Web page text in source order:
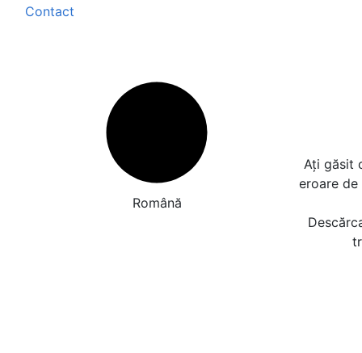
Contact
Română
Ați găsit
eroare